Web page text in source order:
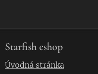
Starfish eshop
Úvodná stránka